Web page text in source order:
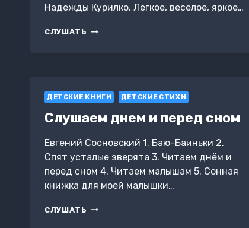
Надежды Курилко. Легкое, веселое, яркое…
СЛУШАТЬ КОЛОБОК
ДЕТСКИЕ КНИГИ ДЕТСКИЕ СТИХИ
Слушаем днем и перед сном
Евгений Сосновский 1. Баю-Баиньки 2.
Спят усталые зверята 3. Читаем днём и
перед сном 4. Читаем малышам 5. Сонная
книжка для моей малышки…
СЛУШАТЬ СЛУШАЕМ